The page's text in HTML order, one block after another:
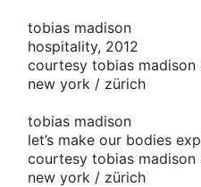
tobias madison
hospitality, 2012
courtesy tobias madison
new york / zürich
tobias madison
let’s make our bodies
courtesy tobias madison
new york / zürich